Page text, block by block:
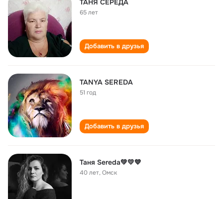
ТАНЯ СЕРЕДА
65 лет
Добавить в друзья
TANYA SEREDA
51 год
Добавить в друзья
Таня Sereda💚💛💙
40 лет,Омск